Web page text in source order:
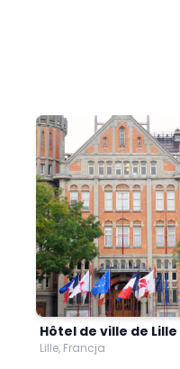
Hôtel de ville de Lille
Lille, Francja